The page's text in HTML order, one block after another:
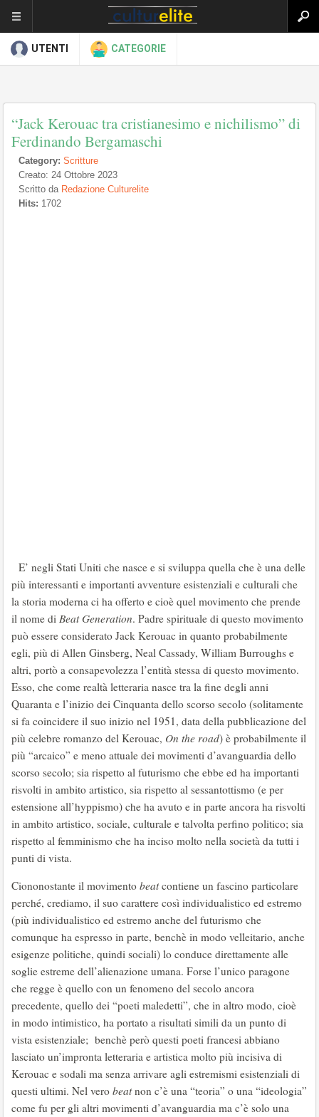
UTENTI CATEGORIE
“Jack Kerouac tra cristianesimo e nichilismo” di
Ferdinando Bergamaschi
Category: Scritture
Creato: 24 Ottobre 2023
Scritto da Redazione Culturelite
Hits: 1702
E’ negli Stati Uniti che nasce e si sviluppa quella che è una delle
più interessanti e importanti avventure esistenziali e culturali che
la storia moderna ci ha offerto e cioè quel movimento che prende
il nome di Beat Generation. Padre spirituale di questo movimento
può essere considerato Jack Kerouac in quanto probabilmente
egli, più di Allen Ginsberg, Neal Cassady, William Burroughs e
altri, portò a consapevolezza l’entità stessa di questo movimento.
Esso, che come realtà letteraria nasce tra la fine degli anni
Quaranta e l’inizio dei Cinquanta dello scorso secolo (solitamente
si fa coincidere il suo inizio nel 1951, data della pubblicazione del
più celebre romanzo del Kerouac, On the road) è probabilmente il
più “arcaico” e meno attuale dei movimenti d’avanguardia dello
scorso secolo; sia rispetto al futurismo che ebbe ed ha importanti
risvolti in ambito artistico, sia rispetto al sessantottismo (e per
estensione all’hyppismo) che ha avuto e in parte ancora ha risvolti
in ambito artistico, sociale, culturale e talvolta perfino politico; sia
rispetto al femminismo che ha inciso molto nella società da tutti i
punti di vista.
Ciononostante il movimento beatcontiene un fascino particolare
perché, crediamo, il suo carattere così individualistico ed estremo
(più individualistico ed estremo anche del futurismo che
comunque ha espresso in parte, benchè in modo velleitario, anche
esigenze politiche, quindi sociali) lo conduce direttamente alle
soglie estreme dell’alienazione umana. Forse l’unico paragone
che regge è quello con un fenomeno del secolo ancora
precedente, quello dei “poeti maledetti”, che in altro modo, cioè
in modo intimistico, ha portato a risultati simili da un punto di
vista esistenziale; benchè però questi poeti francesi abbiano
lasciato un’impronta letteraria e artistica molto più incisiva di
Kerouac e sodali ma senza arrivare agli estremismi esistenziali di
questi ultimi. Nel vero beatnon c’è una “teoria” o una “ideologia”
come fu per gli altri movimenti d’avanguardia ma c’è solo una